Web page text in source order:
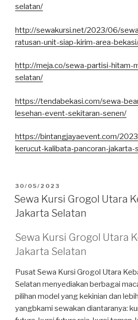
selatan/
http://sewakursi.net/2023/06/
ratusan-unit-siap-kirim-area-
http://meja.co/sewa-partisi-hitam-
selatan/
https://tendabekasi.com/sewa-
lesehan-event-sekitaran-senen/
https://bintangjayaevent.com/
kerucut-kalibata-pancoran-jakarta-
DIPOSKAN
PADA
30/05/2023
Sewa Kursi Grogol Utara
Jakarta Selatan
Sewa Kursi Grogol Utara
Jakarta Selatan
Pusat Sewa Kursi Grogol Utara
Selatan menyediakan berbagai
pilihan model yang kekinian dan
yangbkami sewakan diantaranya: